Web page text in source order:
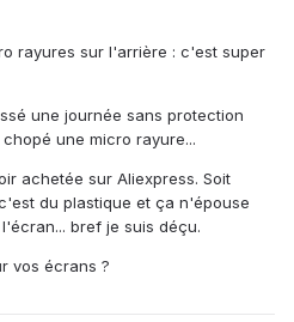
rayures sur l'arrière : c'est super
une journée sans protection
une micro rayure...
achetée sur Aliexpress. Soit
du plastique et ça n'épouse
bref je suis déçu.
vos écrans ?